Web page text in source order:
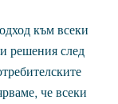
към всеки
решения след
че всеки